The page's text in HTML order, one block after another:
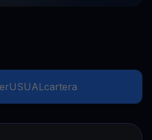
USUALcartera